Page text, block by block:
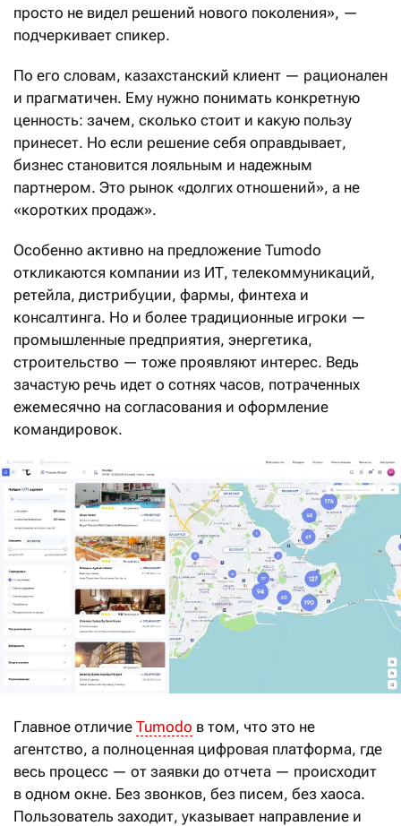
просто не видел решений нового поколения», —
подчеркивает спикер.
По его словам, казахстанский клиент — рационален
и прагматичен. Ему нужно понимать конкретную
ценность: зачем, сколько стоит и какую пользу
принесет. Но если решение себя оправдывает,
бизнес становится лояльным и надежным
партнером. Это рынок «долгих отношений», а не
«коротких продаж».
Особенно активно на предложение Tumodo
откликаются компании из ИТ, телекоммуникаций,
ретейла, дистрибуции, фармы, финтеха и
консалтинга. Но и более традиционные игроки —
промышленные предприятия, энергетика,
строительство — тоже проявляют интерес. Ведь
зачастую речь идет о сотнях часов, потраченных
ежемесячно на согласования и оформление
командировок.
Главное отличие Tumodo в том, что это не
агентство, а полноценная цифровая платформа, где
весь процесс — от заявки до отчета — происходит
в одном окне. Без звонков, без писем, без хаоса.
Пользователь заходит, указывает направление и